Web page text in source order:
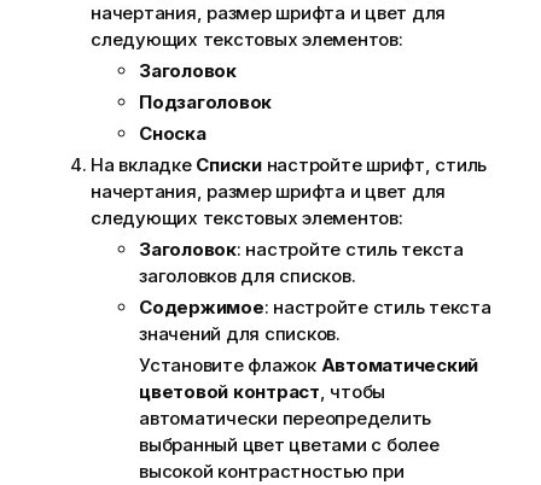
начертания, размер шрифта и цвет для
следующих текстовых элементов:
Заголовок
Подзаголовок
Сноска
На вкладке Спискинастройте шрифт, стиль
начертания, размер шрифта и цвет для
следующих текстовых элементов:
Заголовок: настройте стиль текста
заголовков для списков.
Содержимое: настройте стиль текста
значений для списков.
Установите флажок Автоматический
цветовой контраст, чтобы
автоматически переопределить
выбранный цвет цветами с более
высокой контрастностью при